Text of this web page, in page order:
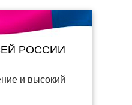
РОССИИ
и высокий